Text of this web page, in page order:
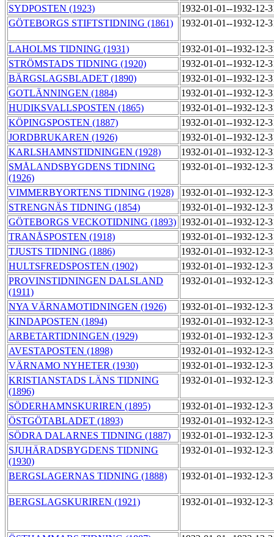
SYDPOSTEN (1923)
1932-01-01--1932-12-
GÖTEBORGS STIFTSTIDNING (1861)
1932-01-01--1932-12-
LAHOLMS TIDNING (1931)
1932-01-01--1932-12-
STRÖMSTADS TIDNING (1920)
1932-01-01--1932-12-
BÄRGSLAGSBLADET (1890)
1932-01-01--1932-12-
GOTLÄNNINGEN (1884)
1932-01-01--1932-12-
HUDIKSVALLSPOSTEN (1865)
1932-01-01--1932-12-
KÖPINGSPOSTEN (1887)
1932-01-01--1932-12-
JORDBRUKAREN (1926)
1932-01-01--1932-12-
KARLSHAMNSTIDNINGEN (1928)
1932-01-01--1932-12-
SMÅLANDSBYGDENS TIDNING
(1926)
1932-01-01--1932-12-
VIMMERBYORTENS TIDNING (1928)
1932-01-01--1932-12-
STRENGNÄS TIDNING (1854)
1932-01-01--1932-12-
GÖTEBORGS VECKOTIDNING (1893) 1932-01-01--1932-12-
TRANÅSPOSTEN (1918)
1932-01-01--1932-12-
TJUSTS TIDNING (1886)
1932-01-01--1932-12-
HULTSFREDSPOSTEN (1902)
1932-01-01--1932-12-
PROVINSTIDNINGEN DALSLAND
(1911)
1932-01-01--1932-12-
NYA VÄRNAMOTIDNINGEN (1926)
1932-01-01--1932-12-
KINDAPOSTEN (1894)
1932-01-01--1932-12-
ARBETARTIDNINGEN (1929)
1932-01-01--1932-12-
AVESTAPOSTEN (1898)
1932-01-01--1932-12-
VÄRNAMO NYHETER (1930)
1932-01-01--1932-12-
KRISTIANSTADS LÄNS TIDNING
(1896)
1932-01-01--1932-12-
SÖDERHAMNSKURIREN (1895)
1932-01-01--1932-12-
ÖSTGÖTABLADET (1893)
1932-01-01--1932-12-
SÖDRA DALARNES TIDNING (1887)
1932-01-01--1932-12-
SJUHÄRADSBYGDENS TIDNING
(1930)
1932-01-01--1932-12-
BERGSLAGERNAS TIDNING (1888) 1932-01-01--1932-12-
BERGSLAGSKURIREN (1921) 1932-01-01--1932-12-